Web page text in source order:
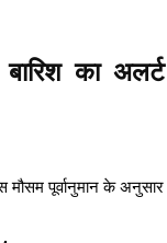
बारिश का अलर्ट
पूर्वानुमान के अनुसार